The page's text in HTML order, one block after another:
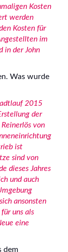
Kosten
werden
Kosten für
im
in der John
Was wurde
2015
der
von
ist
sind von
dieses Jahres
und auch
ansonsten
uns als
eine
dem